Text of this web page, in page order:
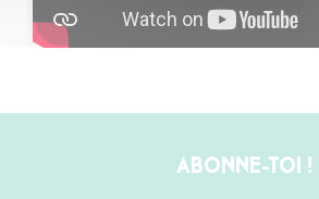
ABONNE-TOI !